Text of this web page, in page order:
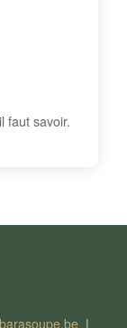
faut savoir.
|